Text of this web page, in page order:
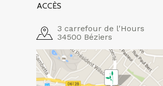
ACCÈS
3 carrefour de l'Hours
34500 Béziers